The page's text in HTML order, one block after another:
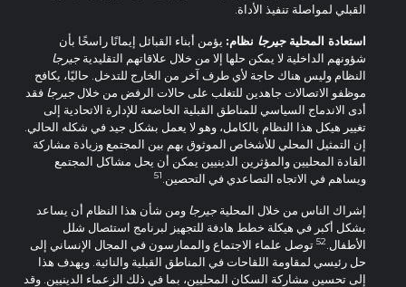
القبلي لمواصلة تنفيذ الأداة.
استعادة المحليةجيرجانظام:يؤمن أبناء القبائل إيمانًا راسخًا بأن
شؤونهم الداخلية لا يمكن حلها إلا من خلال علاقاتهم التقليديةجيرجا
النظام وليس هناك حاجة لأي طرف آخر من الخارج للتدخل. حاليًا، يكافح
موظفو الاتصالات جاهدين للتغلب على حالات الرفض من خلالجيرجافقد
أدى الاندماج السياسي للمناطق القبلية الخاضعة للإدارة الاتحادية إلى
تغيير هيكل هذا النظام بالكامل، وهو لا يعمل بشكل جيد في شكله الحالي.
إن التمثيل المحلي للأشخاص الموثوق بهم بين المجتمع وزيادة مشاركة
القادة المحليين والمؤثرين الدينيين يمكن أن يحل مشاكل المجتمع
ويساهم في الاتجاه التصاعدي في التحصين.
إشراك الناس من خلال المحليةجيرجاومن شأن هذا النظام أن يساعد
بشكل أكبر في هيكلة خطط هادفة للتجهيز لبرنامج استئصال شلل
الأطفال.52توصل علماء الاجتماع والممارسون في المجال الإنساني إلى
حل رئيسي لمقاومة اللقاحات في المناطق القبلية والنائية. ويهدف هذا
إلى تحسين مشاركة السكان المحليين، بما في ذلك الزعماء الدينيين. وقد